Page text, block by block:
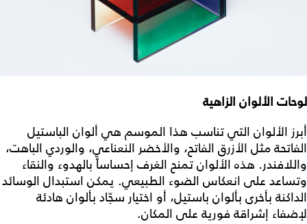
لوحات الألوان الزاهية
أبرز الألوان التي تناسب هذا الموسم هي ألوان الباستيل
الفاتحة مثل الأزرق الفاتح، والأخضر النعناعي، والوردي الباهت،
واللافندر. هذه الألوان تمنح الغرف إحساساً بالهدوء والنقاء
وتساعد على انعكاس الضوء الطبيعي. يمكن استبدال الوسائد
الداكنة بأخرى بألوان باستيل، أو اختيار سجّاد بألوان هادئة
لإضفاء إشراقة فورية على المكان.